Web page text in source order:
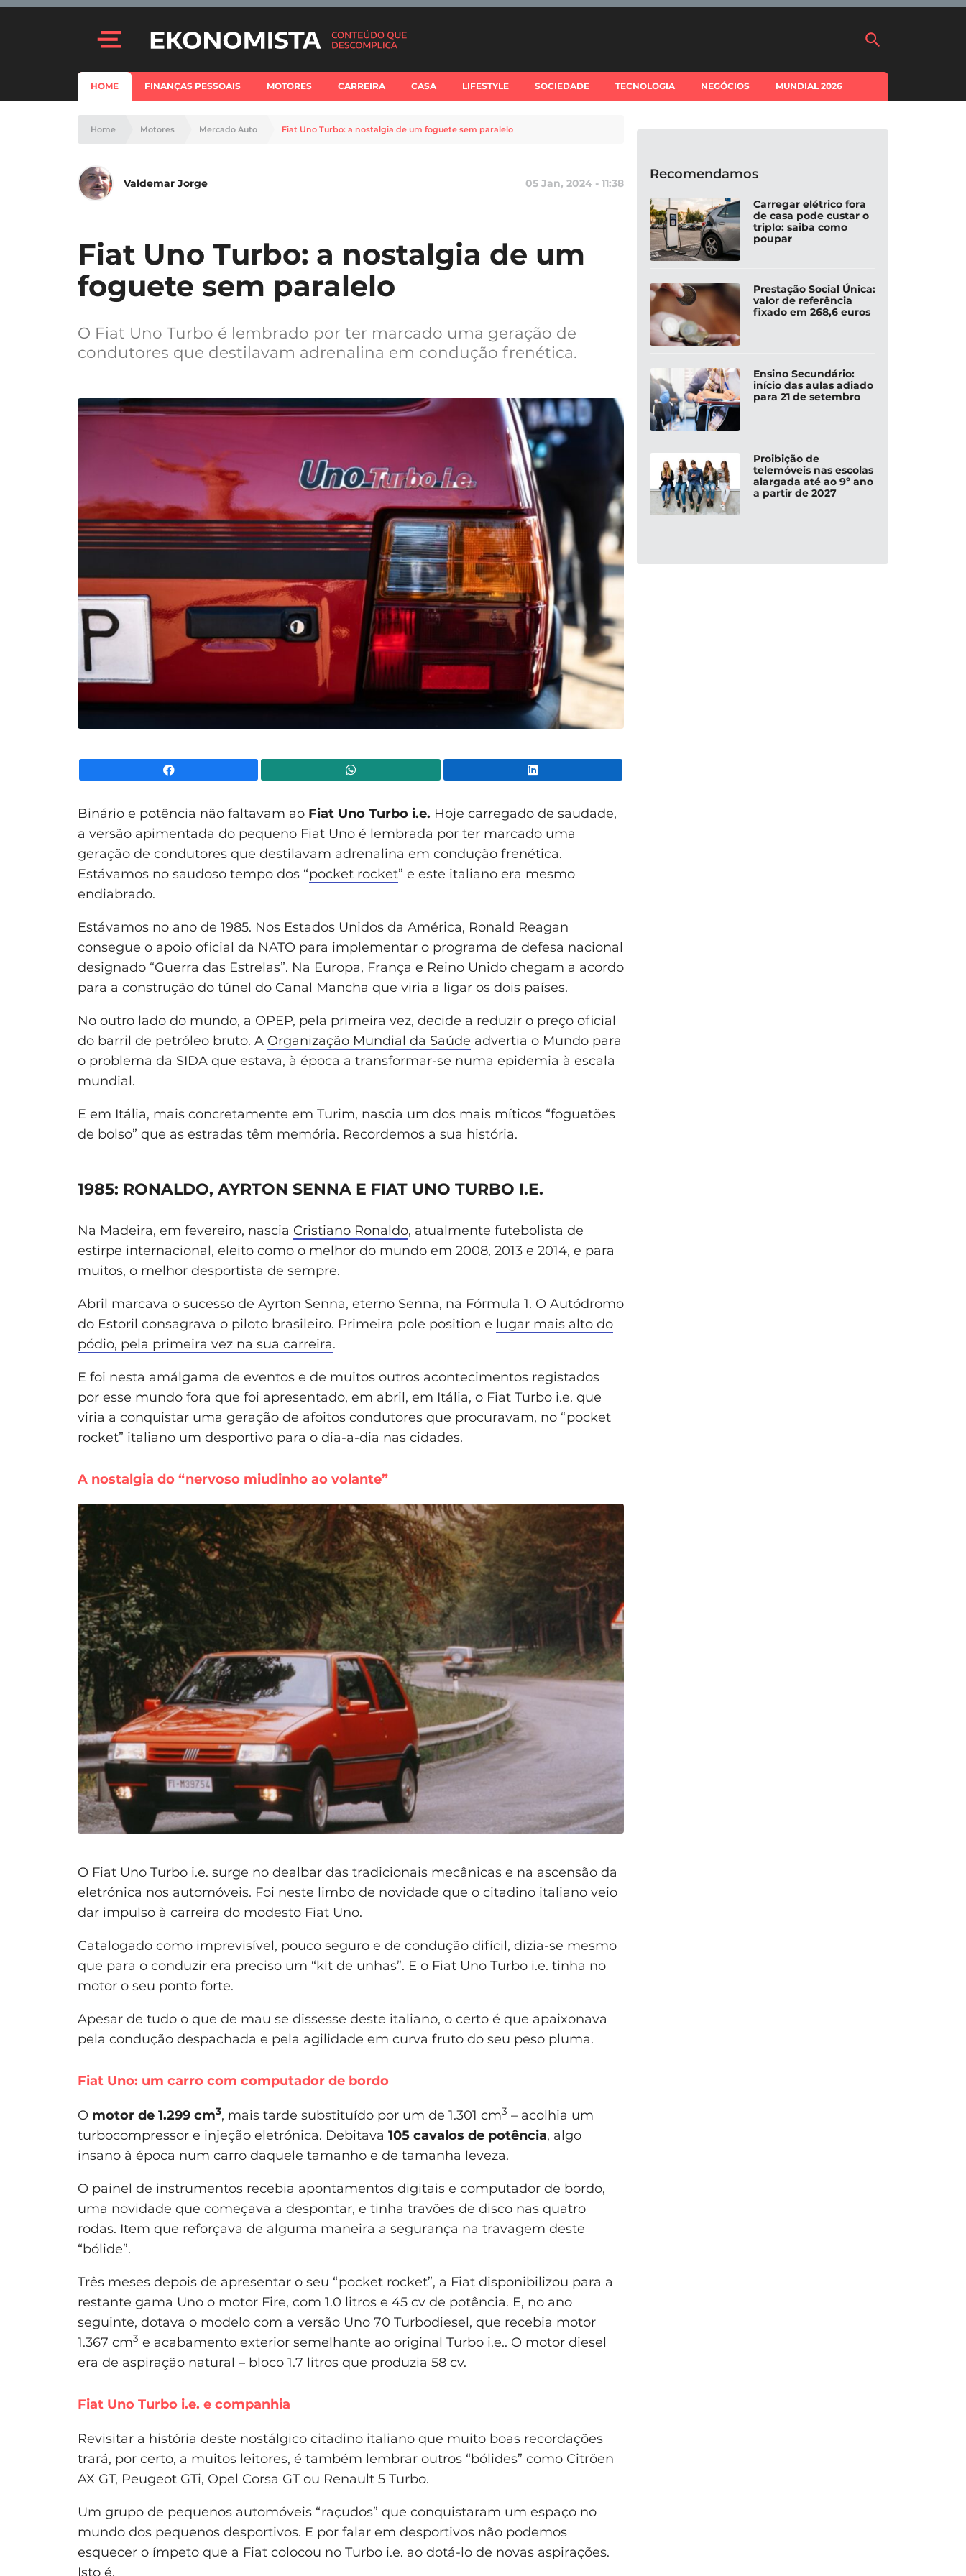
HOME FINANÇAS PESSOAIS MOTORES CARREIRA CASA LIFESTYLE SOCIEDADE TECNOLOGIA NEGÓCIOS MUNDIAL 2026
Home Motores Mercado Auto Fiat Uno Turbo: a nostalgia de um foguete sem paralelo
Valdemar Jorge 05 Jan, 2024 - 11:38
Fiat Uno Turbo: a nostalgia de um
foguete sem paralelo
O Fiat Uno Turbo é lembrado por ter marcado uma geração de
condutores que destilavam adrenalina em condução frenética.
Binário e potência não faltavam ao Fiat Uno Turbo i.e. Hoje carregado de saudade,
a versão apimentada do pequeno Fiat Uno é lembrada por ter marcado uma
geração de condutores que destilavam adrenalina em condução frenética.
Estávamos no saudoso tempo dos “pocket rocket” e este italiano era mesmo
endiabrado.
Estávamos no ano de 1985. Nos Estados Unidos da América, Ronald Reagan
consegue o apoio oficial da NATO para implementar o programa de defesa nacional
designado “Guerra das Estrelas”. Na Europa, França e Reino Unido chegam a acordo
para a construção do túnel do Canal Mancha que viria a ligar os dois países.
No outro lado do mundo, a OPEP, pela primeira vez, decide a reduzir o preço oficial
do barril de petróleo bruto. A Organização Mundial da Saúde advertia o Mundo para
o problema da SIDA que estava, à época a transformar-se numa epidemia à escala
mundial.
E em Itália, mais concretamente em Turim, nascia um dos mais míticos “foguetões
de bolso” que as estradas têm memória. Recordemos a sua história.
1985: RONALDO, AYRTON SENNA E FIAT UNO TURBO I.E.
Na Madeira, em fevereiro, nascia Cristiano Ronaldo, atualmente futebolista de
estirpe internacional, eleito como o melhor do mundo em 2008, 2013 e 2014, e para
muitos, o melhor desportista de sempre.
Abril marcava o sucesso de Ayrton Senna, eterno Senna, na Fórmula 1. O Autódromo
do Estoril consagrava o piloto brasileiro. Primeira pole position e lugar mais alto do
pódio, pela primeira vez na sua carreira.
E foi nesta amálgama de eventos e de muitos outros acontecimentos registados
por esse mundo fora que foi apresentado, em abril, em Itália, o Fiat Turbo i.e. que
viria a conquistar uma geração de afoitos condutores que procuravam, no “pocket
rocket” italiano um desportivo para o dia-a-dia nas cidades.
A nostalgia do “nervoso miudinho ao volante”
O Fiat Uno Turbo i.e. surge no dealbar das tradicionais mecânicas e na ascensão da
eletrónica nos automóveis. Foi neste limbo de novidade que o citadino italiano veio
dar impulso à carreira do modesto Fiat Uno.
Catalogado como imprevisível, pouco seguro e de condução difícil, dizia-se mesmo
que para o conduzir era preciso um “kit de unhas”. E o Fiat Uno Turbo i.e. tinha no
motor o seu ponto forte.
Apesar de tudo o que de mau se dissesse deste italiano, o certo é que apaixonava
pela condução despachada e pela agilidade em curva fruto do seu peso pluma.
Fiat Uno: um carro com computador de bordo
O motor de 1.299 cm3, mais tarde substituído por um de 1.301 cm3 – acolhia um
turbocompressor e injeção eletrónica. Debitava 105 cavalos de potência, algo
insano à época num carro daquele tamanho e de tamanha leveza.
O painel de instrumentos recebia apontamentos digitais e computador de bordo,
uma novidade que começava a despontar, e tinha travões de disco nas quatro
rodas. Item que reforçava de alguma maneira a segurança na travagem deste
“bólide”.
Três meses depois de apresentar o seu “pocket rocket”, a Fiat disponibilizou para a
restante gama Uno o motor Fire, com 1.0 litros e 45 cv de potência. E, no ano
seguinte, dotava o modelo com a versão Uno 70 Turbodiesel, que recebia motor
1.367 cm3 e acabamento exterior semelhante ao original Turbo i.e.. O motor diesel
era de aspiração natural – bloco 1.7 litros que produzia 58 cv.
Fiat Uno Turbo i.e. e companhia
Revisitar a história deste nostálgico citadino italiano que muito boas recordações
trará, por certo, a muitos leitores, é também lembrar outros “bólides” como Citröen
AX GT, Peugeot GTi, Opel Corsa GT ou Renault 5 Turbo.
Um grupo de pequenos automóveis “raçudos” que conquistaram um espaço no
mundo dos pequenos desportivos. E por falar em desportivos não podemos
esquecer o ímpeto que a Fiat colocou no Turbo i.e. ao dotá-lo de novas aspirações.
Isto é.
Recomendamos
Carregar elétrico fora
de casa pode custar o
triplo: saiba como
poupar
Prestação Social Única:
valor de referência
fixado em 268,6 euros
Ensino Secundário:
início das aulas adiado
para 21 de setembro
Proibição de
telemóveis nas escolas
alargada até ao 9º ano
a partir de 2027